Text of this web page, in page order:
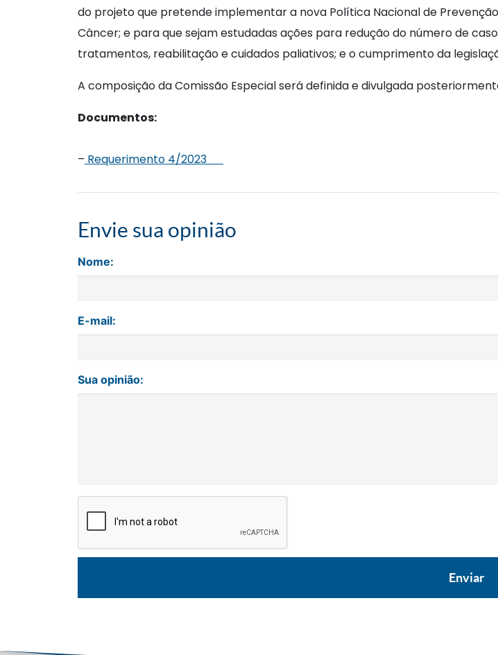
do projeto que pretende implementar a nova Política Nacional de
Câncer; e para que sejam estudadas ações para redução do número de
tratamentos, reabilitação e cuidados paliativos; e o cumprimento da
A composição da Comissão Especial será
Documentos:
– Requerimento 4/2023
Envie sua opinião
Nome:
E-mail:
Sua opinião: